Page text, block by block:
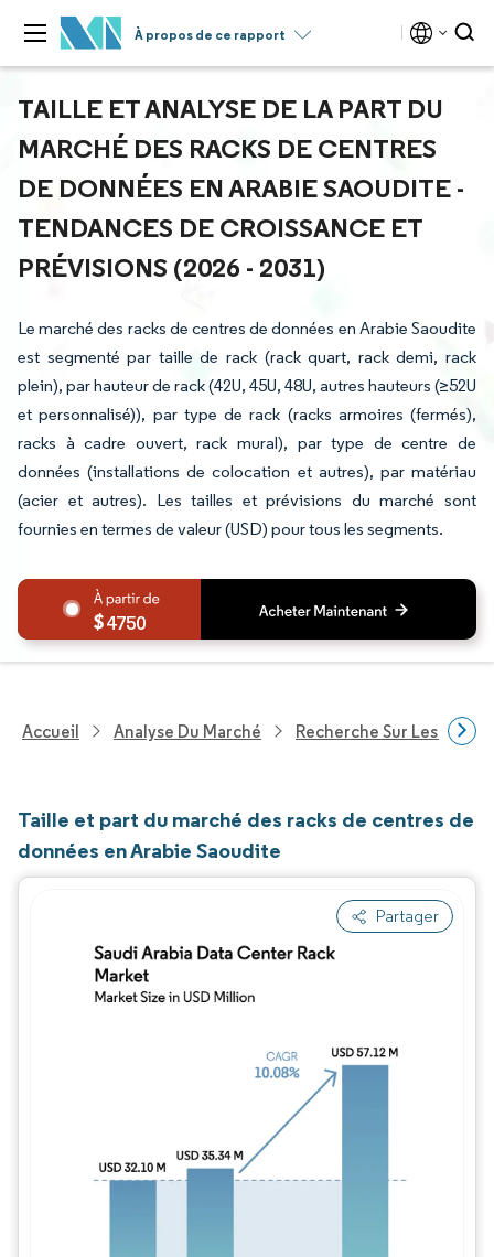
À propos de ce rapport
TAILLE ET ANALYSE DE LA PART DU
MARCHÉ DES RACKS DE CENTRES
DE DONNÉES EN ARABIE SAOUDITE -
TENDANCES DE CROISSANCE ET
PRÉVISIONS (2026 - 2031)
Le marché des racks de centres de données en Arabie Saoudite
est segmenté par taille de rack (rack quart, rack demi, rack
plein), par hauteur de rack (42U, 45U, 48U, autres hauteurs (≥52U
et personnalisé)), par type de rack (racks armoires (fermés),
racks à cadre ouvert, rack mural), par type de centre de
données (installations de colocation et autres), par matériau
(acier et autres). Les tailles et prévisions du marché sont
fournies en termes de valeur (USD) pour tous les segments.
4750
Accueil Analyse Du Marché Recherche Sur Les
Taille et part du marché des racks de centres de
données en Arabie Saoudite
Partager
Image © Mordor Intelligence. La